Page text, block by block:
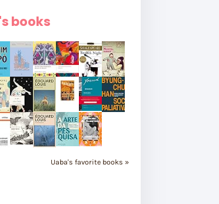
books
Uaba's favorite books »